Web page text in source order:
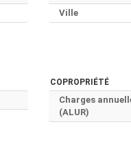
Ville
COPROPRIÉTÉ
Charges
(ALUR)